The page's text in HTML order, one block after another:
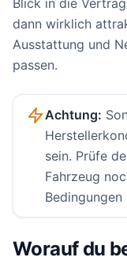
dann wirklich
Ausstattung und
passen.
Achtung:
sein. Prüfe
Fahrzeug
Worauf du